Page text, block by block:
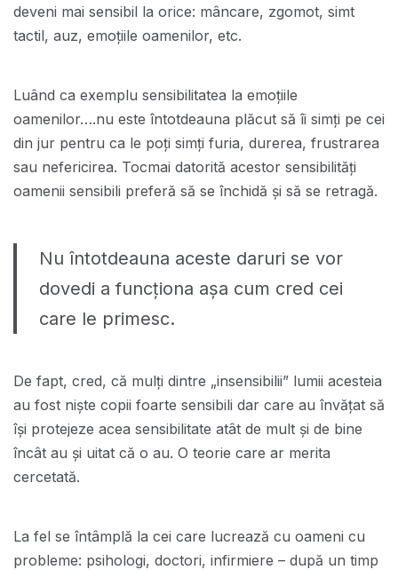
deveni mai sensibil la orice: mâncare, zgomot, simt
tactil, auz, emoțiile oamenilor, etc.
Luând ca exemplu sensibilitatea la emoțiile
oamenilor….nu este întotdeauna plăcut să îi simți pe cei
din jur pentru ca le poți simți furia, durerea, frustrarea
sau nefericirea. Tocmai datorită acestor sensibilități
oamenii sensibili preferă să se închidă și să se retragă.
Nu întotdeauna aceste daruri se vor
dovedi a funcționa aşa cum cred cei
care le primesc.
De fapt, cred, că mulți dintre „insensibilii” lumii acesteia
au fost niște copii foarte sensibili dar care au învățat să
îşi protejeze acea sensibilitate atât de mult şi de bine
încât au și uitat că o au. O teorie care ar merita
cercetată.
La fel se întâmplă la cei care lucrează cu oameni cu
probleme: psihologi, doctori, infirmiere – după un timp